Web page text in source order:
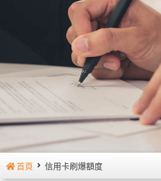
首頁 信用卡刷爆額度